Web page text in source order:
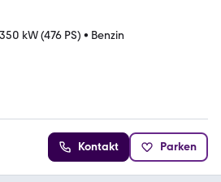
350 kW (476 PS) • Benzin
Kontakt Parken